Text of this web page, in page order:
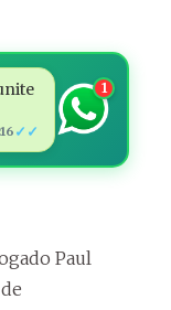
✓✓
1
Paul